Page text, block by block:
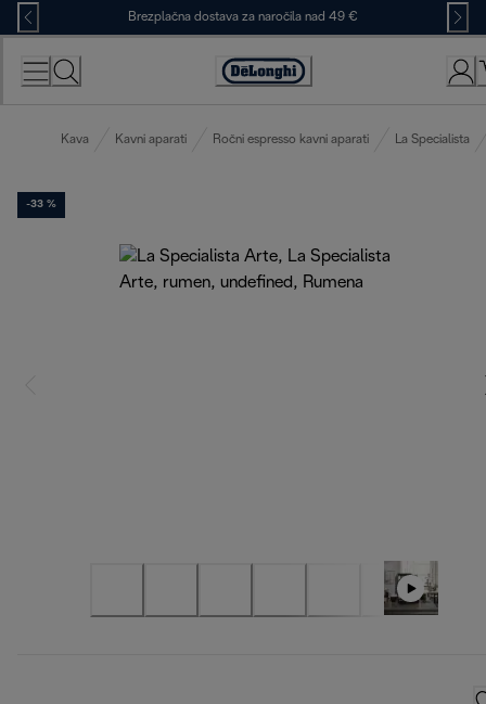
Skip
to
Content
Brezplačna dostava za naročila nad 49 €
Accessibility
Kava Kavni aparati Ročni espresso kavni aparati La Specialista
-33 %